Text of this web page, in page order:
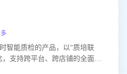
智能质检的产品，以“质培联
支持跨平台、跨店铺的全面、